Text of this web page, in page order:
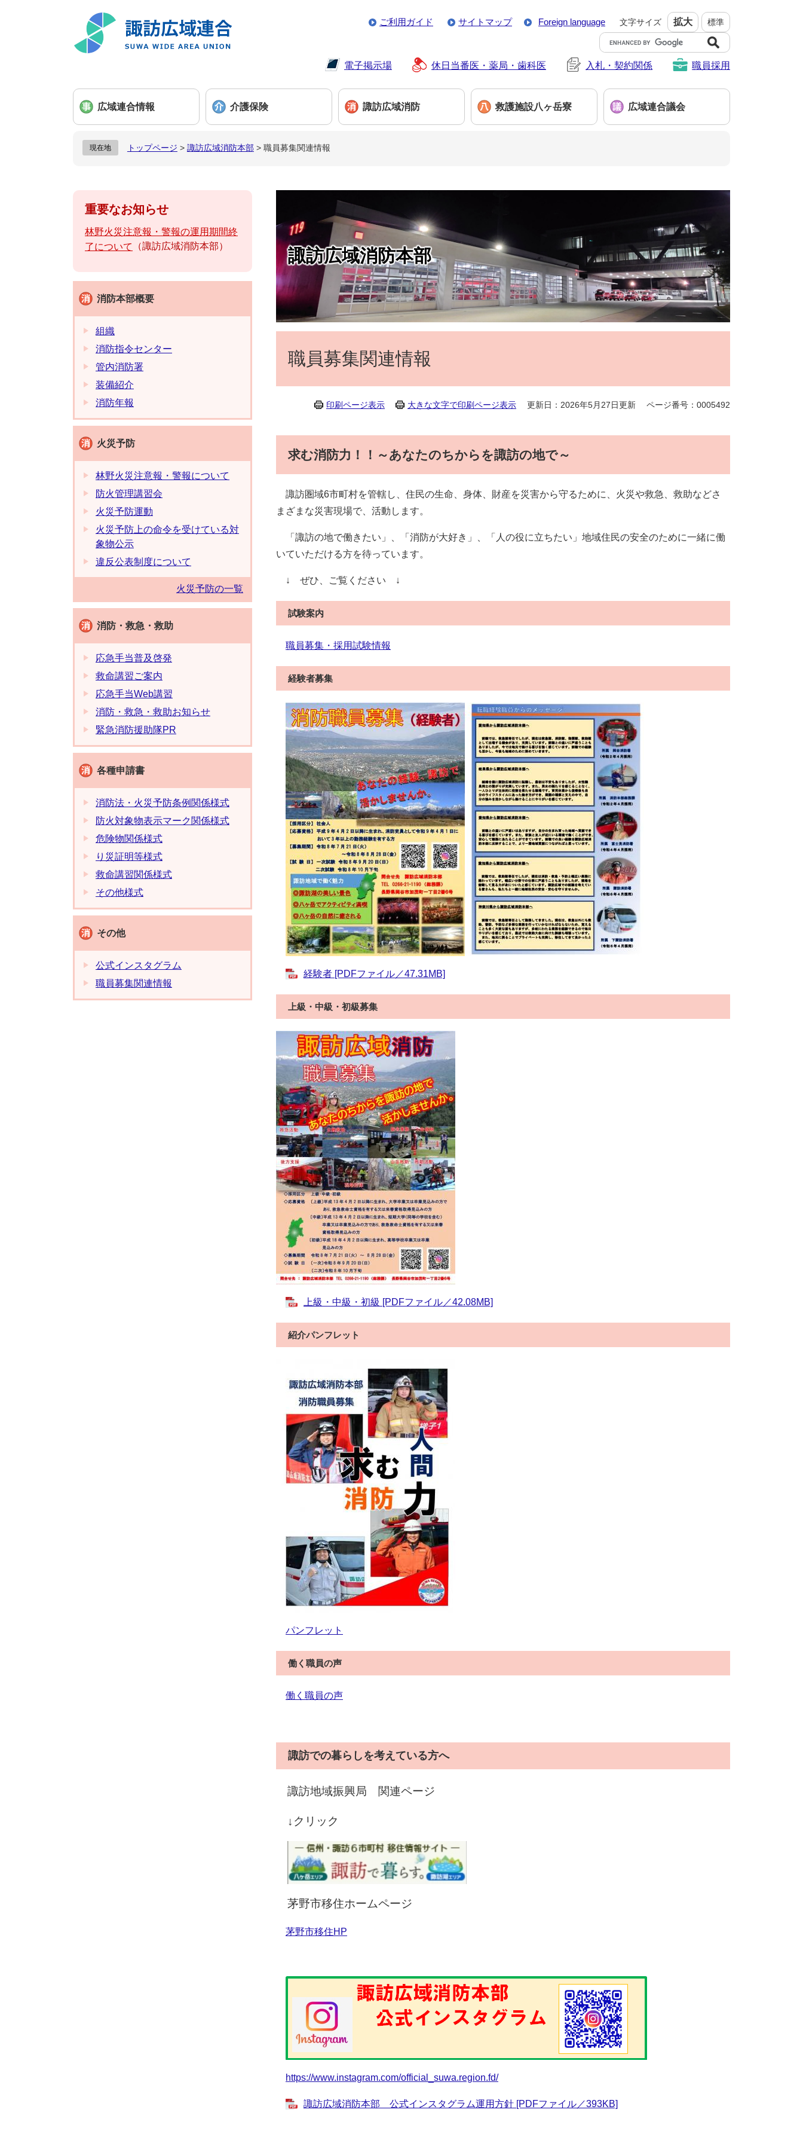
ご利用ガイド サイトマップ Foreign language 文字サイズ 拡大 標準
G
o
o
l
カ
電子掲示場 休日当番医・薬局・歯科医 入札・契約関係 職員採用
広域連合情報 介護保険 諏訪広域消防 救護施設八ヶ岳寮 広域連合議会
現在地 トップページ > 諏訪広域消防本部 > 職員募集関連情報
諏訪広域消防本部
職員募集関連情報
印刷ページ表示 大きな文字で印刷ページ表示 更新日：2026年5月27日更新 ページ番号：0005492
求む消防力！！～あなたのちからを諏訪の地で～
諏訪圏域6市町村を管轄し、住民の生命、身体、財産を災害から守るために、火災や救急、救助などさ
まざまな災害現場で、活動します。
「諏訪の地で働きたい」、「消防が大好き」、「人の役に立ちたい」地域住民の安全のために一緒に働
いていただける方を待っています。
↓ ぜひ、ご覧ください ↓
試験案内
職員募集・採用試験情報
経験者募集
経験者 [PDFファイル／47.31MB]
上級・中級・初級募集
上級・中級・初級 [PDFファイル／42.08MB]
紹介パンフレット
パンフレット
働く職員の声
働く職員の声
諏訪での暮らしを考えている方へ
諏訪地域振興局 関連ページ
↓クリック
茅野市移住ホームページ
茅野市移住HP
https://www.instagram.com/official_suwa.region.fd/
諏訪広域消防本部 公式インスタグラム運用方針 [PDFファイル／393KB]
重要なお知らせ
林野火災注意報・警報の運用期間終
了について
諏訪広域消防本部
消防本部概要
組織
消防指令センター
管内消防署
装備紹介
消防年報
火災予防
林野火災注意報・警報について
防火管理講習会
火災予防運動
火災予防上の命令を受けている対
象物公示
違反公表制度について
火災予防の一覧
消防・救急・救助
応急手当普及啓発
救命講習ご案内
応急手当Web講習
消防・救急・救助お知らせ
緊急消防援助隊PR
各種申請書
消防法・火災予防条例関係様式
防火対象物表示マーク関係様式
危険物関係様式
り災証明等様式
救命講習関係様式
その他様式
その他
公式インスタグラム
職員募集関連情報